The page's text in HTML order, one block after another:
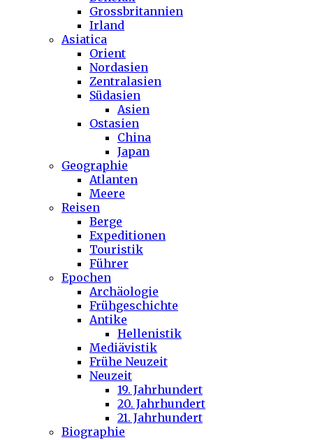
Grossbritannien
Irland
Asiatica
Orient
Nordasien
Zentralasien
Südasien
Asien
Ostasien
China
Japan
Geographie
Atlanten
Meere
Reisen
Berge
Expeditionen
Touristik
Führer
Epochen
Archäologie
Frühgeschichte
Antike
Hellenistik
Mediävistik
Frühe Neuzeit
Neuzeit
19. Jahrhundert
20. Jahrhundert
21. Jahrhundert
Biographie